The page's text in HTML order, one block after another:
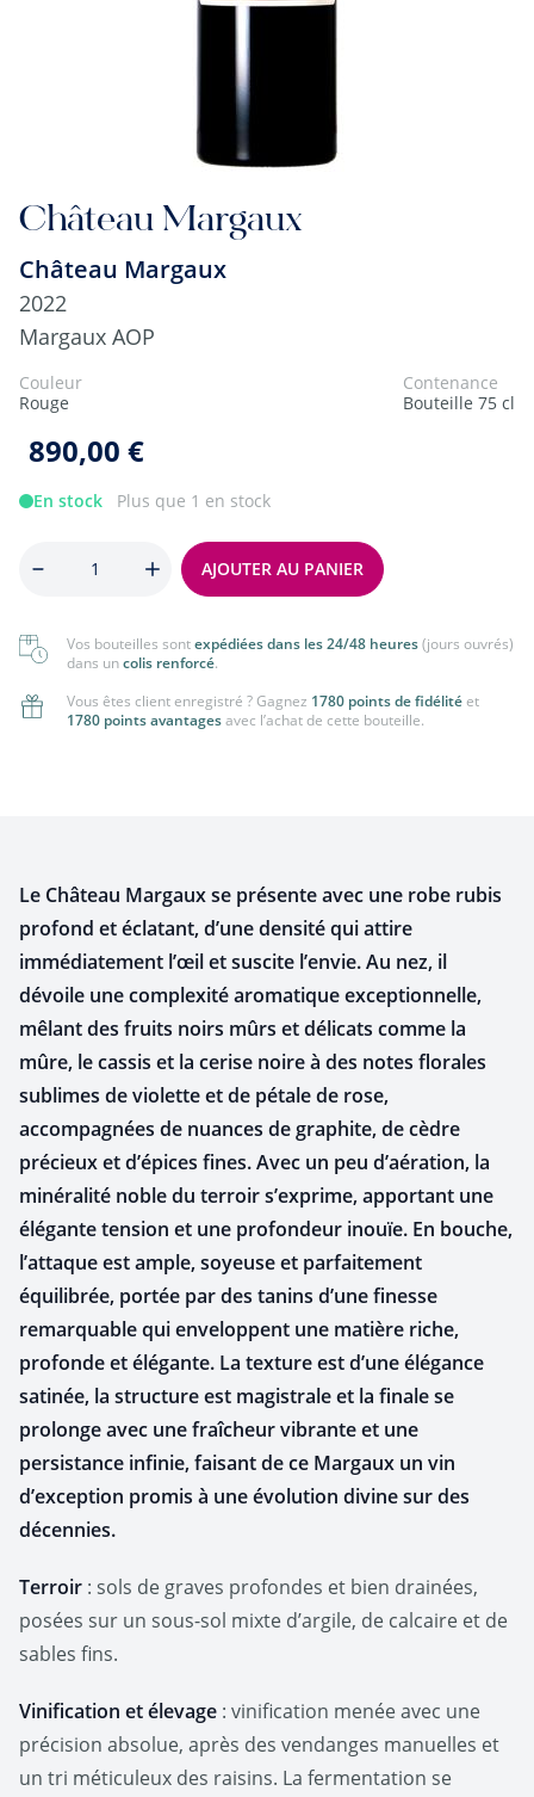
Château Margaux
Château Margaux
2022
Margaux AOP
Couleur
Rouge
Contenance
Bouteille 75 cl
890,00 €
En stock Plus que 1 en stock
AJOUTER AU PANIER
Vos bouteilles sontexpédiées dans les 24/48 heures(jours ouvrés)
dans uncolis renforcé.
Vous êtes client enregistré ? Gagnez 1780 points de fidélité et
1780 points avantagesavec l’achat de cette bouteille.
Le Château Margaux se présente avec une robe rubis
profond et éclatant, d’une densité qui attire
immédiatement l’œil et suscite l’envie. Au nez, il
dévoile une complexité aromatique exceptionnelle,
mêlant des fruits noirs mûrs et délicats comme la
mûre, le cassis et la cerise noire à des notes florales
sublimes de violette et de pétale de rose,
accompagnées de nuances de graphite, de cèdre
précieux et d’épices fines. Avec un peu d’aération, la
minéralité noble du terroir s’exprime, apportant une
élégante tension et une profondeur inouïe. En bouche,
l’attaque est ample, soyeuse et parfaitement
équilibrée, portée par des tanins d’une finesse
remarquable qui enveloppent une matière riche,
profonde et élégante. La texture est d’une élégance
satinée, la structure est magistrale et la finale se
prolonge avec une fraîcheur vibrante et une
persistance infinie, faisant de ce Margaux un vin
d’exception promis à une évolution divine sur des
décennies.
Terroir : sols de graves profondes et bien drainées,
posées sur un sous‑sol mixte d’argile, de calcaire et de
sables fins.
Vinification et élevage : vinification menée avec une
précision absolue, après des vendanges manuelles et
un tri méticuleux des raisins. La fermentation se